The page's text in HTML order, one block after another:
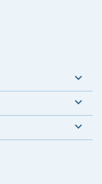


